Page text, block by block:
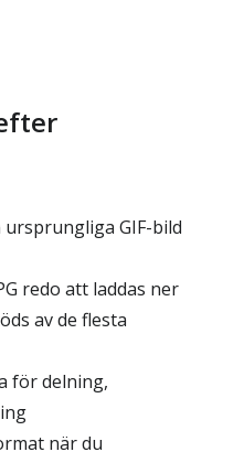
ursprungliga GIF-bild
redo att laddas ner
av de flesta
för delning,
när du